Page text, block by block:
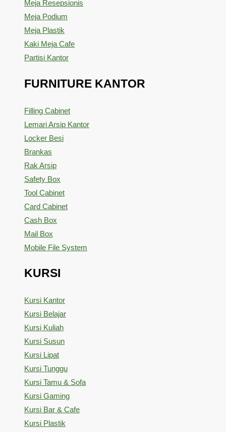
Meja Resepsionis
Meja Podium
Meja Plastik
Kaki Meja Cafe
Partisi Kantor
FURNITURE KANTOR
Filling Cabinet
Lemari Arsip Kantor
Locker Besi
Brankas
Rak Arsip
Safety Box
Tool Cabinet
Card Cabinet
Cash Box
Mail Box
Mobile File System
KURSI
Kursi Kantor
Kursi Belajar
Kursi Kuliah
Kursi Susun
Kursi Lipat
Kursi Tunggu
Kursi Tamu & Sofa
Kursi Gaming
Kursi Bar & Cafe
Kursi Plastik